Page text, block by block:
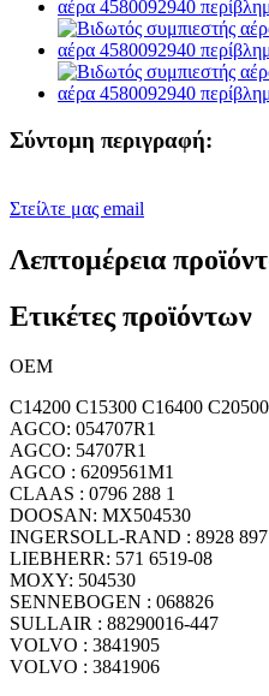
Σύντομη περιγραφή:
Στείλτε μας email
Λεπτομέρεια
Ετικέτες προϊόντων
OEM
C14200 C15300 C16400
AGCO: 054707R1
AGCO: 54707R1
AGCO : 6209561M1
CLAAS : 0796 288 1
DOOSAN: MX504530
INGERSOLL-RAND : 8928
LIEBHERR: 571 6519-08
MOXY: 504530
SENNEBOGEN : 068826
SULLAIR : 88290016-447
VOLVO : 3841905
VOLVO : 3841906